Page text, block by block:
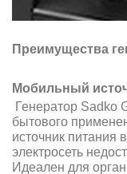
Преимущества
Мобильный
Генератор Sadko
бытового
источник питания
электросеть
Идеален для